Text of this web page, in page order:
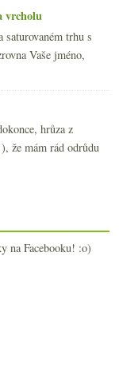
vrcholu
saturovaném trhu s
Vaše jméno,
hrůza z
že mám rád odrůdu
na Facebooku! :o)